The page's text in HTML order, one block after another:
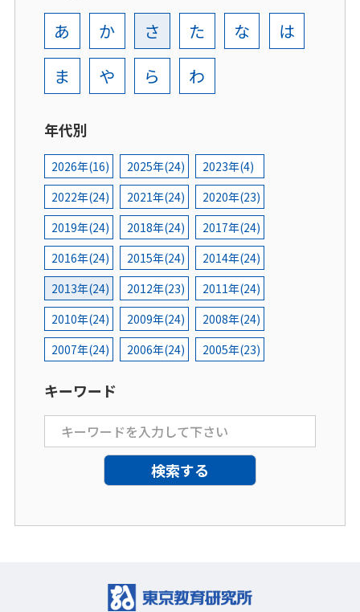
あ か さ た な
は
ま
や ら わ
年代別
2026年(16) 2025年(24)
2023年(4)
2022年(24)
2021年(24)
2020年(23)
2019年(24)
2018年(24)
2017年(24)
2016年(24)
2015年(24)
2014年(24)
2013年(24)
2012年(23)
2011年(24)
2010年(24)
2009年(24)
2008年(24)
2007年(24)
2006年(24) 2005年(23)
キーワード